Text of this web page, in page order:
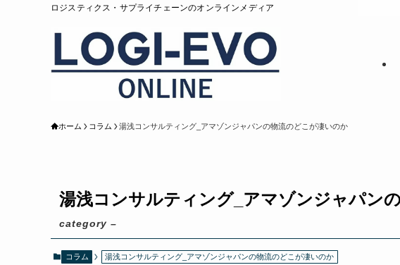
ロジスティクス・サプライチェーンのオンラインメディア
ホーム コラム 湯浅コンサルティング_アマゾンジャパンの物流のどこが凄いのか
湯浅コンサルティング_アマゾンジャパン
category –
コラム 湯浅コンサルティング_アマゾンジャパンの物流のどこが凄いのか